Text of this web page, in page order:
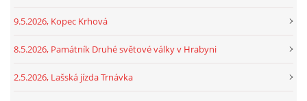
9.5.2026, Kopec Krhová
8.5.2026, Památník Druhé světové války v Hrabyni
2.5.2026, Lašská jízda Trnávka